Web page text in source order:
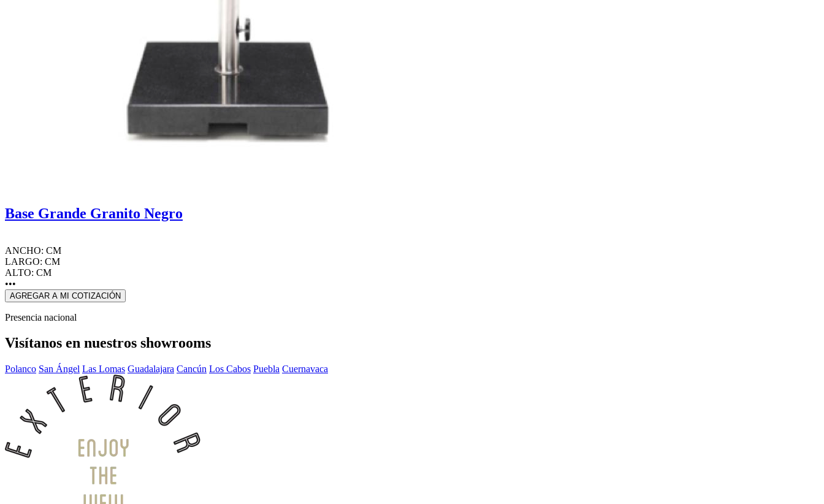
Base Grande Granito Negro
ANCHO: CM
LARGO: CM
ALTO: CM
•••
AGREGAR A MI COTIZACIÓN
Presencia nacional
Visítanos en nuestros showrooms
Polanco San Ángel Las Lomas Guadalajara Cancún Los Cabos Puebla Cuernavaca